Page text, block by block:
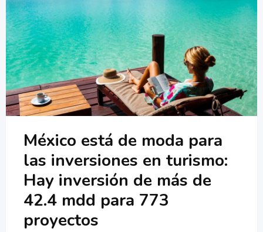
México está de moda para
las inversiones en turismo:
Hay inversión de más de
42.4 mdd para 773
proyectos